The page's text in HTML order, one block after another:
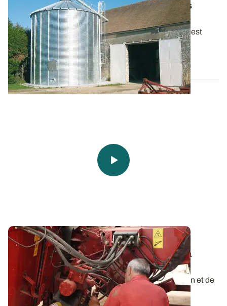
Ventilation des grains - Respecter les trois
paliers !
La température des grains au moment de la récolte est
généralement voisine des 30°C. Les...
22 AOÛT 2013
Récolte des céréales : bien régler la
moissonneuse-batteuse pour préserver la
qualité des grains
Lors de la moisson, l’objectif est de préserver le grain et de
limiter le taux d’impuretés...